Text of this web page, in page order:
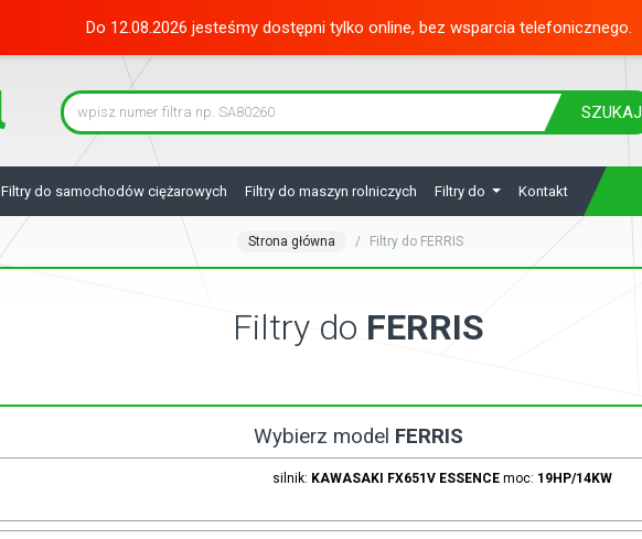
Do 12.08.2026 jesteśmy dostępni tylko online, bez wsparcia telefonicznego.
SZUKAJ
Filtry do samochodów ciężarowych Filtry do maszyn rolniczych Filtry do Kontakt
Strona główna Filtry do FERRIS
Filtry do FERRIS
Wybierz model FERRIS
silnik: KAWASAKI FX651V ESSENCE moc: 19HP/14KW